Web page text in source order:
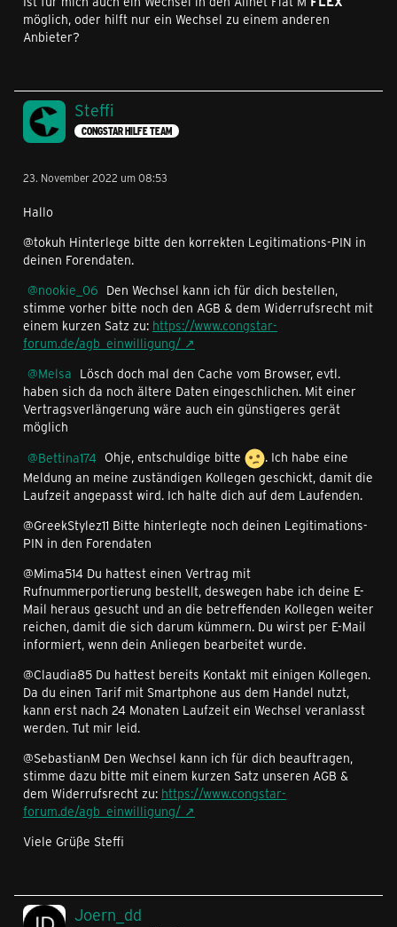
möglich, oder hilft nur ein Wechsel zu einem anderen
Anbieter?
Steffi
CONGSTAR HILFE TEAM
23. November 2022 um 08:53
Hallo
@tokuh Hinterlege bitte den korrekten Legitimations-PIN in
deinen Forendaten.
nookie_06 Den Wechsel kann ich für dich bestellen,
stimme vorher bitte noch den AGB & dem Widerrufsrecht mit
einem kurzen Satz zu: https://www.congstar-
forum.de/agb_einwilligung/
Melsa Lösch doch mal den Cache vom Browser, evtl.
haben sich da noch ältere Daten eingeschlichen. Mit einer
Vertragsverlängerung wäre auch ein günstigeres gerät
möglich
Bettina174 Ohje, entschuldige bitte
. Ich habe eine
Meldung an meine zuständigen Kollegen geschickt, damit die
Laufzeit angepasst wird. Ich halte dich auf dem Laufenden.
@GreekStylez11 Bitte hinterlegte noch deinen Legitimations-
PIN in den Forendaten
@Mima514 Du hattest einen Vertrag mit
Rufnummerportierung bestellt, deswegen habe ich deine E-
Mail heraus gesucht und an die betreffenden Kollegen weiter
reichen, damit die sich darum kümmern. Du wirst per E-Mail
informiert, wenn dein Anliegen bearbeitet wurde.
@Claudia85 Du hattest bereits Kontakt mit einigen Kollegen.
Da du einen Tarif mit Smartphone aus dem Handel nutzt,
kann erst nach 24 Monaten Laufzeit ein Wechsel veranlasst
werden. Tut mir leid.
@SebastianM Den Wechsel kann ich für dich beauftragen,
stimme dazu bitte mit einem kurzen Satz unseren AGB &
dem Widerrufsrecht zu: https://www.congstar-
forum.de/agb_einwilligung/
Viele Grüße Steffi
Joern_dd